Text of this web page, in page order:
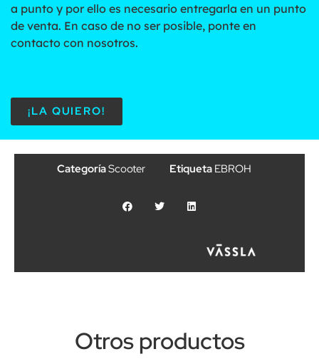
a punto y por ello es necesario entregarla en un punto
de venta. En caso de no ser posible, ponte en
contacto con nosotros.
¡LA QUIERO!
CategoríaScooter Etiqueta EBROH
Otros productos